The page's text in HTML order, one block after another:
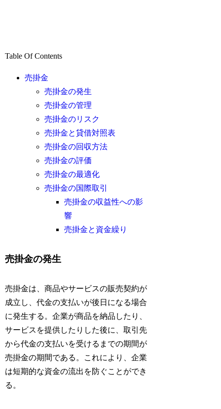
Table Of Contents
売掛金
売掛金の発生
売掛金の管理
売掛金のリスク
売掛金と貸借対照表
売掛金の回収方法
売掛金の評価
売掛金の最適化
売掛金の国際取引
売掛金の収益性への影
響
売掛金と資金繰り
売掛金の発生
売掛金は、商品やサービスの販売契約が
成立し、代金の支払いが後日になる場合
に発生する。企業が商品を納品したり、
サービスを提供したりした後に、取引先
から代金の支払いを受けるまでの期間が
売掛金の期間である。これにより、企業
は短期的な資金の流出を防ぐことができ
る。